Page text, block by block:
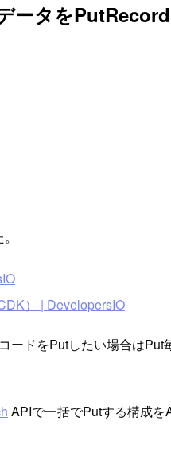
タを
） | DevelopersIO
ードをPutしたい場合はPut
APIで一括でPutする構成を